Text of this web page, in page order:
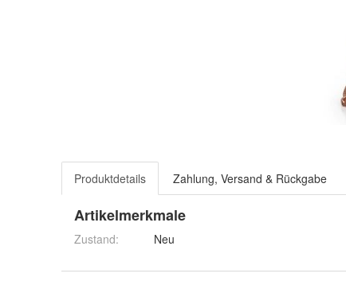
Produktdetails Zahlung, Versand & Rückgabe
Artikelmerkmale
Zustand: Neu